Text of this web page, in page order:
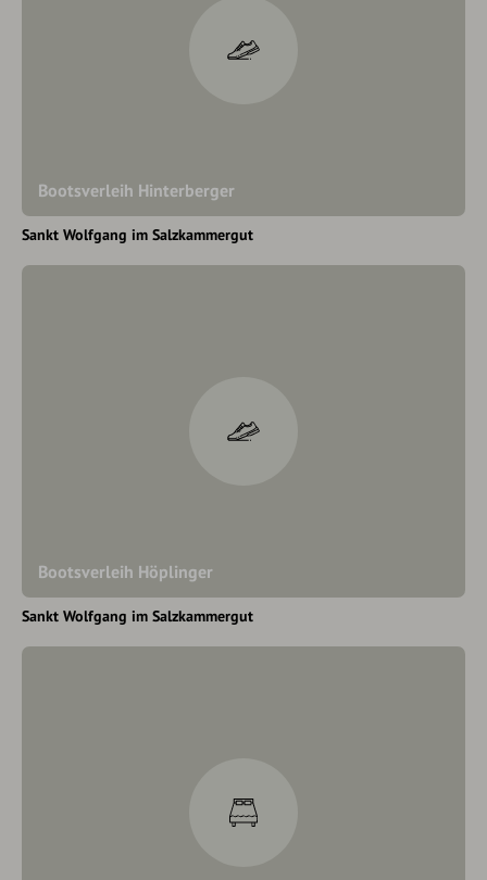
Bootsverleih Hinterberger
Sankt Wolfgang im Salzkammergut
Bootsverleih Höplinger
Sankt Wolfgang im Salzkammergut